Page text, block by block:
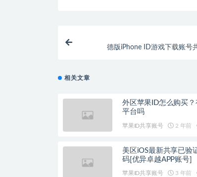
德版iPhone ID游戏下载账号
相关文章
外区苹果ID怎么购买
平台吗
苹果ID共享账号 2 年前
美区iOS最新共享已验
码[优异卓越APP账号]
苹果ID共享账号 3 年前